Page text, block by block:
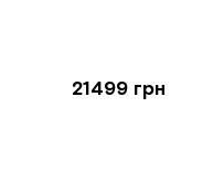
21499 грн